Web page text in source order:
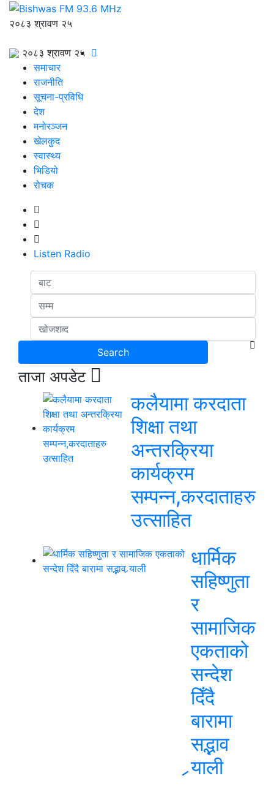
२०८३ श्रावण २५
२०८३ श्रावण २५
समाचार
राजनीति
सूचना-प्रविधि
देश
मनोरञ्जन
खेलकुद
स्वास्थ्य
भिडियो
रोचक
Listen Radio
ताजा अपडेट
कलैयामा करदाता
शिक्षा तथा
अन्तरक्रिया
कार्यक्रम
सम्पन्न,करदाताहरु
उत्साहित
धार्मिक
सहिष्णुता
र
सामाजिक
एकताको
सन्देश
दिँदै
बारामा
सद्भाव
र्‍याली